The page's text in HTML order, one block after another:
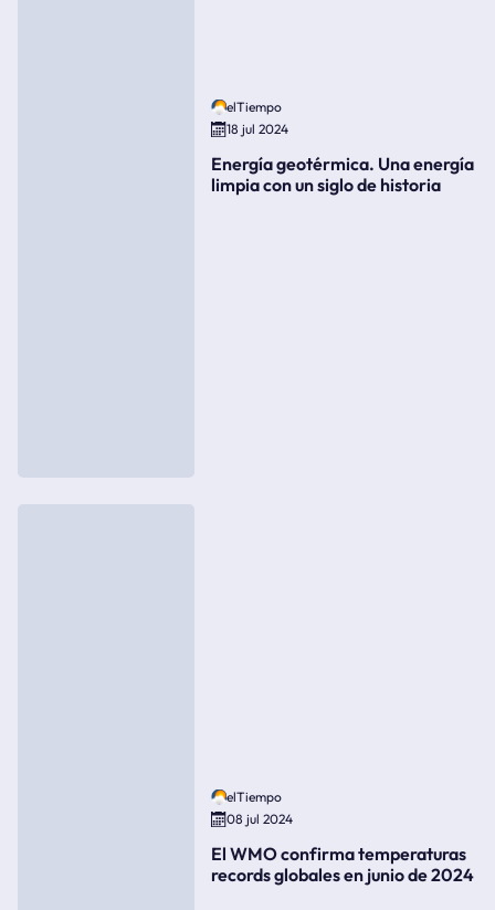
elTiempo
18 jul 2024
Energía geotérmica. Una energía
limpia con un siglo de historia
elTiempo
08 jul 2024
El WMO confirma temperaturas
records globales en junio de 2024